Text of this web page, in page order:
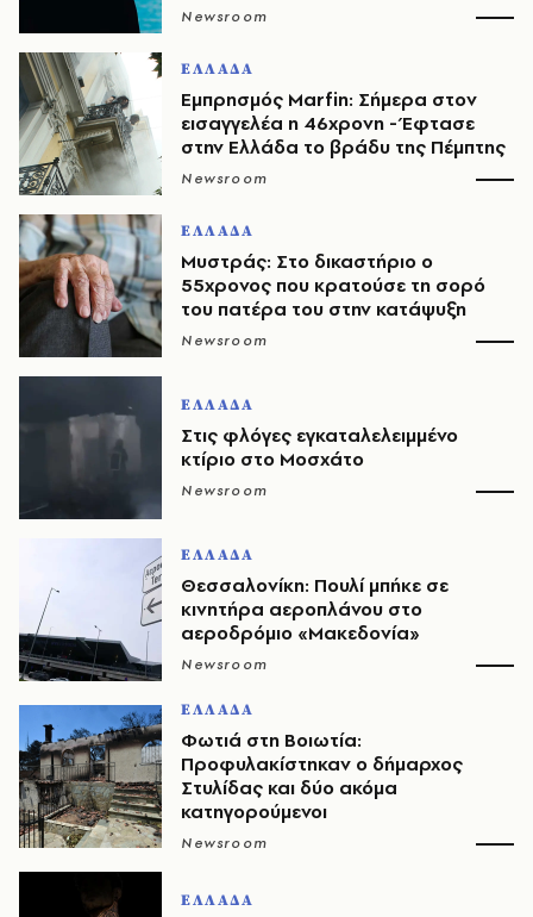
Newsroom
ΕΛΛΑΔΑ
Εμπρησμός Marfin: Σήμερα στον
εισαγγελέα η 46χρονη - Έφτασε
στην Ελλάδα το βράδυ της Πέμπτης
Newsroom
ΕΛΛΑΔΑ
Μυστράς: Στο δικαστήριο ο
55χρονος που κρατούσε τη σορό
του πατέρα του στην κατάψυξη
Newsroom
ΕΛΛΑΔΑ
Στις φλόγες εγκαταλελειμμένο
κτίριο στο Μοσχάτο
Newsroom
ΕΛΛΑΔΑ
Θεσσαλονίκη: Πουλί μπήκε σε
κινητήρα αεροπλάνου στο
αεροδρόμιο «Μακεδονία»
Newsroom
ΕΛΛΑΔΑ
Φωτιά στη Βοιωτία:
Προφυλακίστηκαν ο δήμαρχος
Στυλίδας και δύο ακόμα
κατηγορούμενοι
Newsroom
ΕΛΛΑΔΑ